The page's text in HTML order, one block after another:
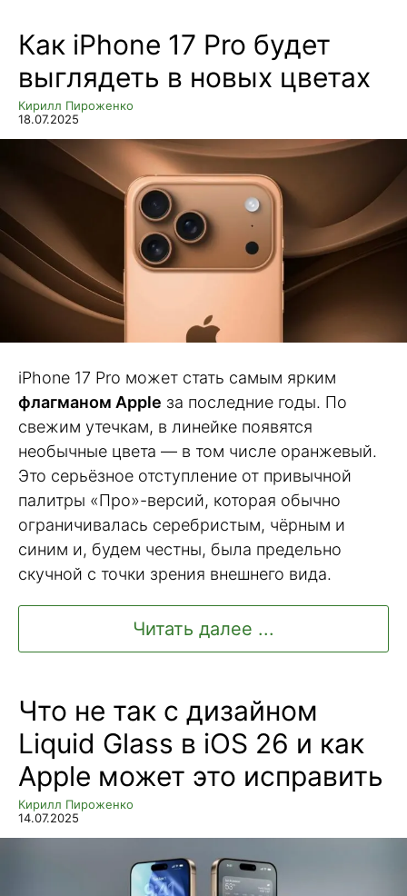
Как iPhone 17 Pro будет
выглядеть в новых цветах
Кирилл Пироженко
18.07.2025
iPhone 17 Pro может стать самым ярким
флагманом Apple за последние годы. По
свежим утечкам, в линейке появятся
необычные цвета — в том числе оранжевый.
Это серьёзное отступление от привычной
палитры «Про»-версий, которая обычно
ограничивалась серебристым, чёрным и
синим и, будем честны, была предельно
скучной с точки зрения внешнего вида.
Читать далее ...
Что не так с дизайном
Liquid Glass в iOS 26 и как
Apple может это исправить
Кирилл Пироженко
14.07.2025